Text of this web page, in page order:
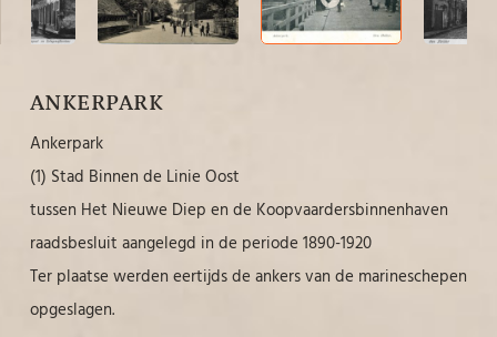
ANKERPARK
Ankerpark
(1) Stad Binnen de Linie Oost
tussen Het Nieuwe Diep en de Koopvaardersbinnenhaven
raadsbesluit aangelegd in de periode 1890-1920
Ter plaatse werden eertijds de ankers van de marineschepen
opgeslagen.